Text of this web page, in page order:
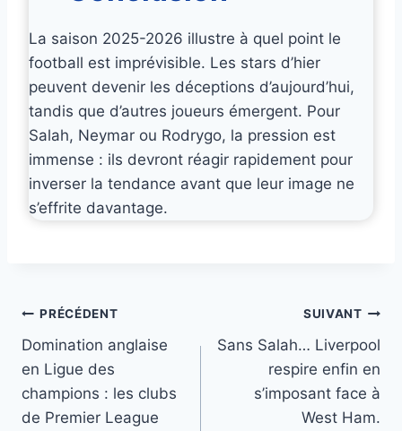
La saison 2025-2026 illustre à quel point le
football est imprévisible. Les stars d’hier
peuvent devenir les déceptions d’aujourd’hui,
tandis que d’autres joueurs émergent. Pour
Salah, Neymar ou Rodrygo, la pression est
immense : ils devront réagir rapidement pour
inverser la tendance avant que leur image ne
s’effrite davantage.
Navigation
de
l’article
PRÉCÉDENT
Domination anglaise
en Ligue des
champions : les clubs
de Premier League
SUIVANT
Sans Salah… Liverpool
respire enfin en
s’imposant face à
West Ham.